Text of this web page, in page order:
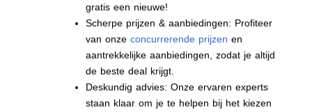
gratis een nieuwe!
Scherpe prijzen & aanbiedingen: Profiteer
van onzeconcurrerende prijzen en
aantrekkelijke aanbiedingen, zodat je altijd
de beste deal krijgt.
Deskundig advies: Onze ervaren experts
staan klaar om je te helpen bij het kiezen